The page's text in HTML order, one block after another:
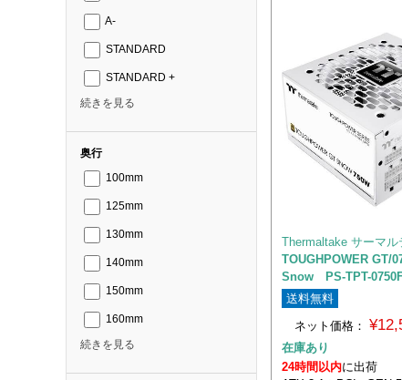
A-
STANDARD
STANDARD +
続きを見る
奥行
100mm
125mm
130mm
140mm
150mm
160mm
続きを見る
Thermaltake サーマル
TOUGHPOWER GT/
Snow PS-TPT-
送料無料
ネット価格：
在庫あり
24時間以内に出荷